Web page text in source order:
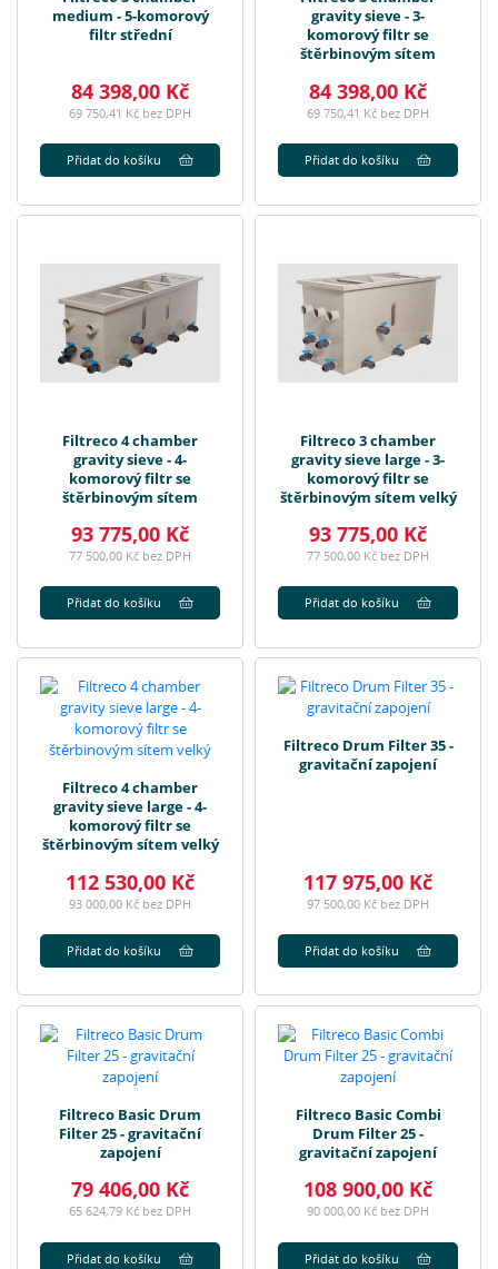
medium - 5-komorový
filtr střední
84 398,00 Kč
69 750,41 Kč bez DPH
Přidat do košíku
gravity sieve - 3-
komorový filtr se
štěrbinovým sítem
84 398,00 Kč
69 750,41 Kč bez DPH
Přidat do košíku
Filtreco 4 chamber
gravity sieve - 4-
komorový filtr se
štěrbinovým sítem
93 775,00 Kč
77 500,00 Kč bez DPH
Přidat do košíku
Filtreco 3 chamber
gravity sieve large - 3-
komorový filtr se
štěrbinovým sítem velký
93 775,00 Kč
77 500,00 Kč bez DPH
Přidat do košíku
Filtreco 4 chamber
gravity sieve large - 4-
komorový filtr se
štěrbinovým sítem velký
112 530,00 Kč
93 000,00 Kč bez DPH
Přidat do košíku
Filtreco Drum Filter 35 -
gravitační zapojení
117 975,00 Kč
97 500,00 Kč bez DPH
Přidat do košíku
Filtreco Basic Drum
Filter 25 - gravitační
zapojení
79 406,00 Kč
65 624,79 Kč bez DPH
Přidat do košíku
Filtreco Basic Combi
Drum Filter 25 -
gravitační zapojení
108 900,00 Kč
90 000,00 Kč bez DPH
Přidat do košíku